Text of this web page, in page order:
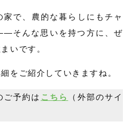
家で、農的な暮らしにもチャ
そんな思いを持つ方に、ぜ
いです。
をご紹介していきますね。
ご予約は こちら
（外部のサイ